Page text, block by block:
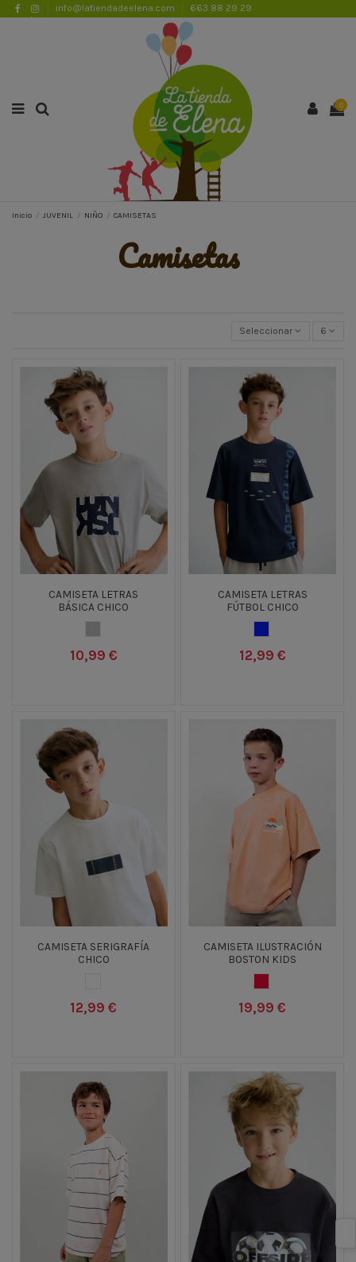
info@latiendadeelena.com
663 88 29 29
ENVÍOS GRATUITOS A PARTIR DE 50€
0
Inicio JUVENIL NIÑO CAMISETAS
camisetas
Seleccionar 6
CAMISETA LETRAS
BÁSICA CHICO
10,99 €
CAMISETA LETRAS
FÚTBOL CHICO
12,99 €
CAMISETA SERIGRAFÍA
CHICO
12,99 €
CAMISETA ILUSTRACIÓN
BOSTON KIDS
19,99 €